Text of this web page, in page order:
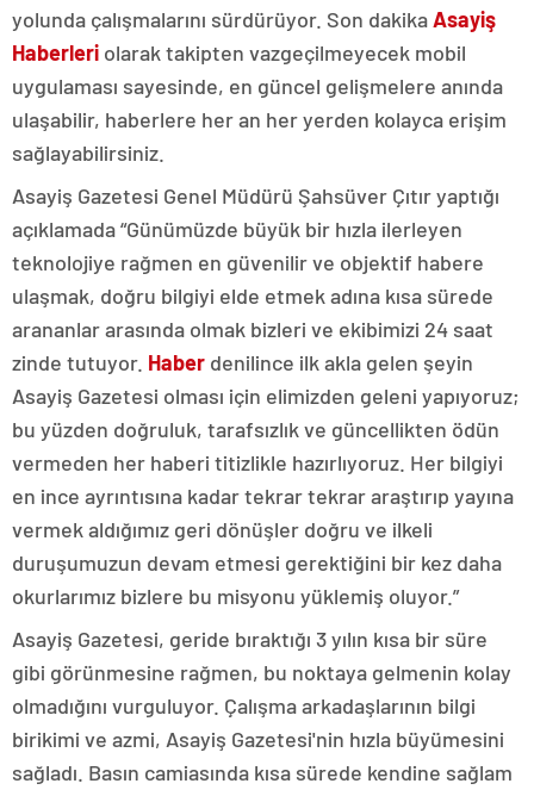
yolunda çalışmalarını sürdürüyor. Son dakikaAsayiş
Haberleri olarak takipten vazgeçilmeyecek mobil
uygulaması sayesinde, en güncel gelişmelere anında
ulaşabilir, haberlere her an her yerden kolayca erişim
sağlayabilirsiniz.
Asayiş Gazetesi Genel Müdürü Şahsüver Çıtır yaptığı
açıklamada “Günümüzde büyük bir hızla ilerleyen
teknolojiye rağmen en güvenilir ve objektif habere
ulaşmak, doğru bilgiyi elde etmek adına kısa sürede
arananlar arasında olmak bizleri ve ekibimizi 24 saat
zinde tutuyor. Haber denilince ilk akla gelen şeyin
Asayiş Gazetesi olması için elimizden geleni yapıyoruz;
bu yüzden doğruluk, tarafsızlık ve güncellikten ödün
vermeden her haberi titizlikle hazırlıyoruz. Her bilgiyi
en ince ayrıntısına kadar tekrar tekrar araştırıp yayına
vermek aldığımız geri dönüşler doğru ve ilkeli
duruşumuzun devam etmesi gerektiğini bir kez daha
okurlarımız bizlere bu misyonu yüklemiş oluyor.”
Asayiş Gazetesi, geride bıraktığı 3 yılın kısa bir süre
gibi görünmesine rağmen, bu noktaya gelmenin kolay
olmadığını vurguluyor. Çalışma arkadaşlarının bilgi
birikimi ve azmi, Asayiş Gazetesi'nin hızla büyümesini
sağladı. Basın camiasında kısa sürede kendine sağlam